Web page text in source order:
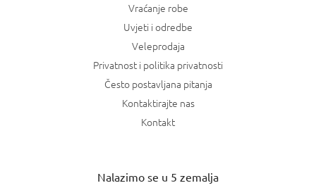
Vraćanje robe
Uvjeti i odredbe
Veleprodaja
Privatnost i politika privatnosti
Često postavljana pitanja
Kontaktirajte nas
Kontakt
Nalazimo se u 5 zemalja